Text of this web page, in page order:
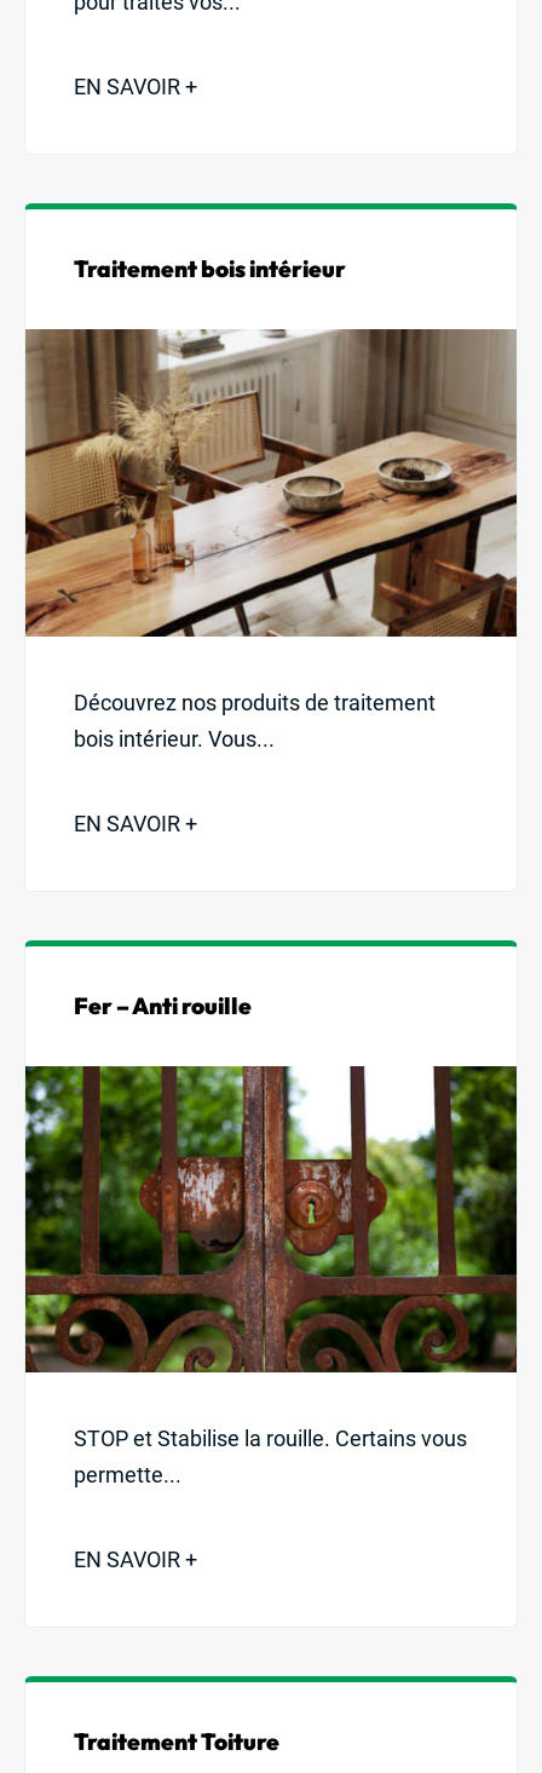
EN SAVOIR +
Traitement bois intérieur
Découvrez nos produits de traitement
bois intérieur. Vous...
EN SAVOIR +
Fer – Anti rouille
STOP et Stabilise la rouille. Certains vous
permette...
EN SAVOIR +
Traitement Toiture